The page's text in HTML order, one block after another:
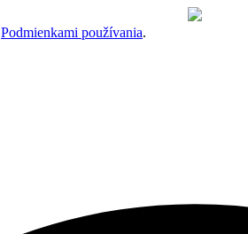
Podmienkami používania.